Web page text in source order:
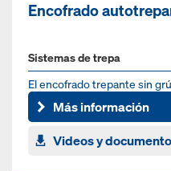
Encofrado
Sistemas de trepa
El encofrado trepante sin
sencilla y cualquier altura
Más información
Videos y